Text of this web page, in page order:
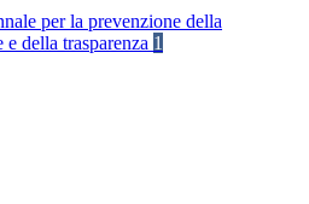
per la prevenzione della
e della trasparenza 1